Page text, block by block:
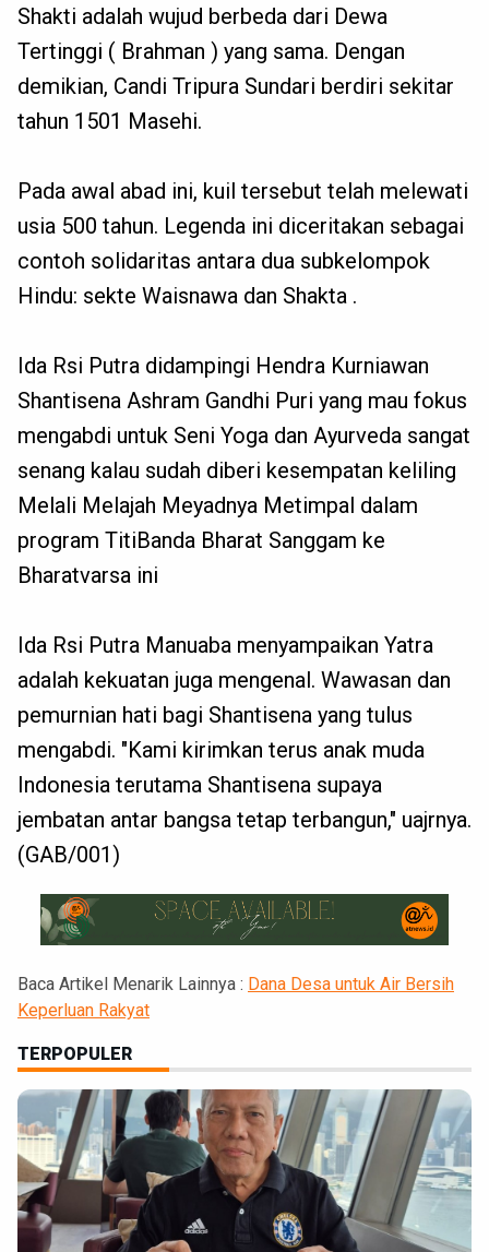
Shakti adalah wujud berbeda dari Dewa
Tertinggi ( Brahman ) yang sama. Dengan
demikian, Candi Tripura Sundari berdiri sekitar
tahun 1501 Masehi.
Pada awal abad ini, kuil tersebut telah melewati
usia 500 tahun. Legenda ini diceritakan sebagai
contoh solidaritas antara dua subkelompok
Hindu: sekte Waisnawa dan Shakta .
Ida Rsi Putra didampingi Hendra Kurniawan
Shantisena Ashram Gandhi Puri yang mau fokus
mengabdi untuk Seni Yoga dan Ayurveda sangat
senang kalau sudah diberi kesempatan keliling
Melali Melajah Meyadnya Metimpal dalam
program TitiBanda Bharat Sanggam ke
Bharatvarsa ini
Ida Rsi Putra Manuaba menyampaikan Yatra
adalah kekuatan juga mengenal. Wawasan dan
pemurnian hati bagi Shantisena yang tulus
mengabdi. "Kami kirimkan terus anak muda
Indonesia terutama Shantisena supaya
jembatan antar bangsa tetap terbangun," uajrnya.
(GAB/001)
Baca Artikel Menarik Lainnya : Dana Desa untuk Air Bersih
Keperluan Rakyat
TERPOPULER